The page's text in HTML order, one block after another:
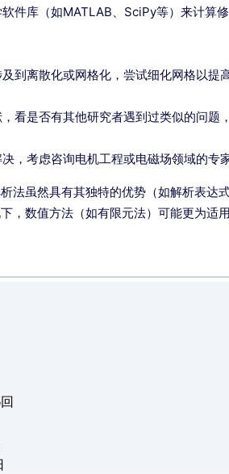
件库（如MATLAB、SciPy等）来计算
到离散化或网格化，尝试细化网格以提
看是否有其他研究者遇到过类似的问题
，考虑咨询电机工程或电磁场领域的专
法虽然具有其独特的优势（如解析表
，数值方法（如有限元法）可能更为